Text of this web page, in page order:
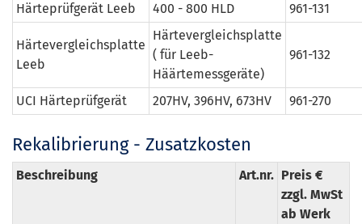
Härteprüfgerät Leeb 400 - 800 HLD 961-131
Härtevergleichsplatte
Leeb
Härtevergleichsplatte
( für Leeb-
Häärtemessgeräte)
961-132
UCI Härteprüfgerät 207HV, 396HV, 673HV 961-270
Rekalibrierung - Zusatzkosten
Beschreibung Art.nr. Preis €
zzgl. MwSt
ab Werk